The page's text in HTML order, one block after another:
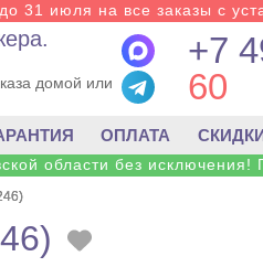
31 июля на все заказы с
домой или
+7
60
ОПЛАТА
области без исключения!